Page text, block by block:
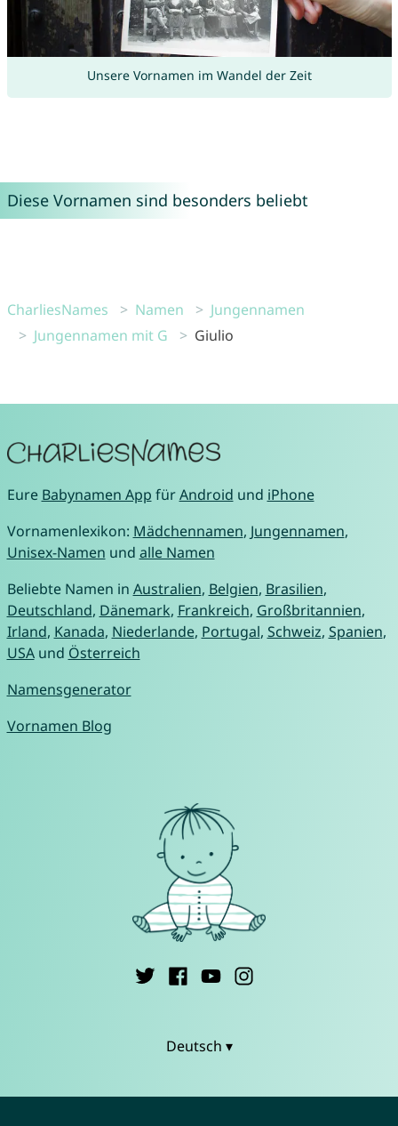
Unsere Vornamen im Wandel der Zeit
Diese Vornamen sind besonders beliebt
CharliesNames Namen
Jungennamen
Jungennamen mit G
Giulio
Eure Babynamen App fürAndroid und iPhone
Vornamenlexikon: Mädchennamen, Jungennamen,
Unisex-Namen und alle Namen
Beliebte Namen in Australien, Belgien, Brasilien,
Deutschland, Dänemark, Frankreich, Großbritannien,
Irland, Kanada, Niederlande, Portugal, Schweiz, Spanien,
USAund Österreich
Namensgenerator
Vornamen Blog
Deutsch ▾